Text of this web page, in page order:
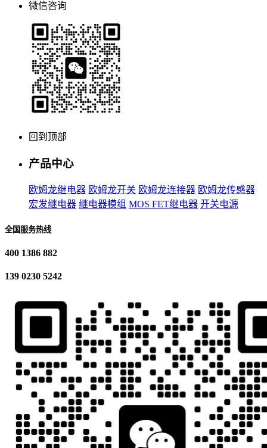
微信咨询
回到顶部
产品中心
欧姆龙继电器 欧姆龙开关 欧姆龙连接器 欧姆龙传感器
宏发继电器 继电器模组 MOS FET继电器 开关电源
全国服务热线
400 1386 882
139 0230 5242